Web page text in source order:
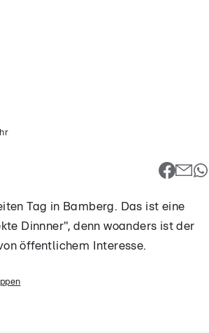
Tag in Bamberg. Das ist eine
Dinnner", denn woanders ist der
öffentlichem Interesse.
Tag in Bamberg. Das ist eine